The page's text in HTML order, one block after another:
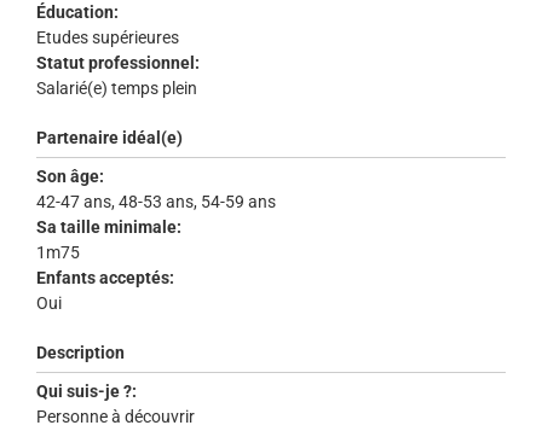
Éducation:
Etudes supérieures
Statut professionnel:
Salarié(e) temps plein
Partenaire idéal(e)
Son âge:
42-47 ans, 48-53 ans, 54-59 ans
Sa taille minimale:
1m75
Enfants acceptés:
Oui
Description
Qui suis-je ?:
Personne à découvrir